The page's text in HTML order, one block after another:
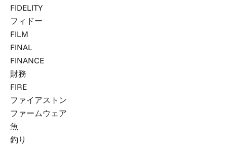
FIDELITY
フィドー
FILM
FINAL
FINANCE
財務
FIRE
ファイアストン
ファームウェア
魚
釣り